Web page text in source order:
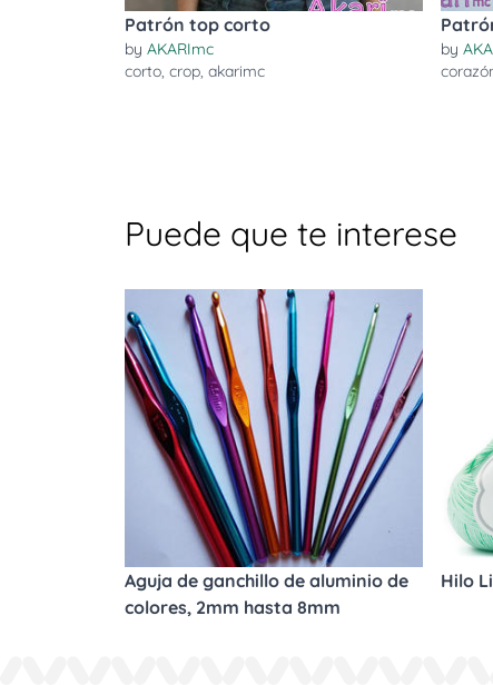
Patrón top corto
by AKARImc
corto, crop, akarimc
by
Puede que te interese
Aguja de ganchillo de aluminio de
colores, 2mm hasta 8mm
Hilo